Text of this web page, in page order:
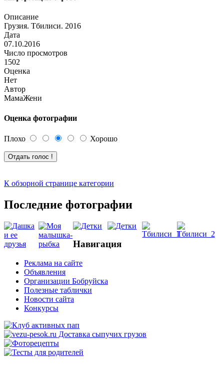
Описание
Грузия. Тбилиси. 2016
Дата
07.10.2016
Число просмотров
1502
Оценка
Нет
Автор
МамаЖени
Оценка фотографии
Плохо Хорошо
К обзорной странице категории
Последние фотографии
Навигация
Реклама на сайте
Объявления
Организации Бобруйска
Полезные таблички
Новости сайта
Конкурсы